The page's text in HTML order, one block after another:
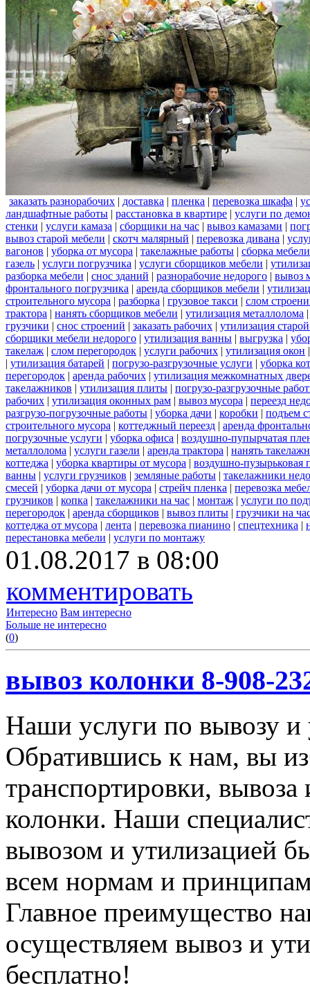
заказать разнорабочих | доставка | пленка | перевозка шкафа |
ландшафтные работы | расстановка в квартире | услуги по
стенки | услуги камаза | сборщики на час | вывоз камазами |
вывоз старой мебели | скотч малярный | перевозка дивана |
вагонов | уборка от мусора | такелажные работы | сборка мебели
газель | услуги погрузчика | услуги сборщиков мебели |
разборка мебели | снос зданий | разнорабочие недорого | вывоз
фронтального погрузчика | аренда сборщиков мебели |
строительного мусора | разборка | грузовое такси | слом
трактора | нанять сборщиков мебели | утилизация металлолома
грузчики | снос строений | заказать рабочих | утилизация
сборщики мебели недорого | утилизация ванны | выгрузка |
такелаж | слом перегородок | услуги рабочих | утилизация окон
| утилизация батарей | погрузо-разгрузочные услуги | уборка
перегородок | аренда рабочих | утилизация межкомнатных
такелажников | утилизация плиты | погрузо-разгрузочные
рабочих | утилизация оконных рам | вывоз мусора | переезд
разгрузо-погрузочные работы | уборка дачи | коробки | подъем
строительного мусора | коттеджный переезд | аренда
погрузочные услуги | уборка офиса | воздушно-пупырчатая
металлолома | услуги газели | аренда трактора | нанять
коттеджа | уборка квартиры от мусора | воздушно-пузырьковая
ванны | услуги грузчиков | земляные работы | такелажники
смесей | уборка дачи от мусора | стрейч пленка | перевозка
грузчиков | копка | такелажники на час | монтаж | услуги по
перегородок | аренда сборщиков | вывоз плиты | грузчики на
коттеджа от мусора | лента | перевозка пианино | спецтехника |
перестановка мебели | услуги по монтажу
01.08.2017 в 08:00
комментировать
Интересно Вам интересно
Больше не интересно
(0)
вывоз колонки 8-908-
Наши услуги по вывозу и
Обратившись к нам, вы
транспортировки, вывоза
колонки. Наши
вывозом и утилизацией
всем нормам и
Главное преимущество
осуществляем вывоз и
бесплатно!